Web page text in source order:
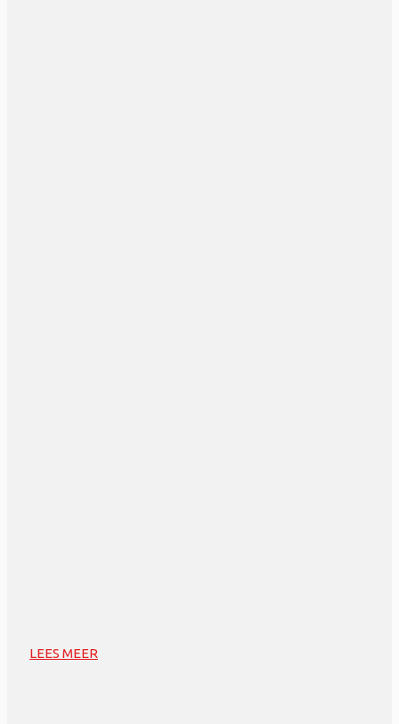
LEES MEER